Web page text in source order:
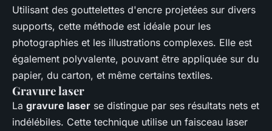
Utilisant des gouttelettes d'encre projetées sur divers
supports, cette méthode est idéale pour les
photographies et les illustrations complexes. Elle est
également polyvalente, pouvant être appliquée sur du
papier, du carton, et même certains textiles.
Gravure laser
La gravure laser se distingue par ses résultats nets et
indélébiles. Cette technique utilise un faisceau laser